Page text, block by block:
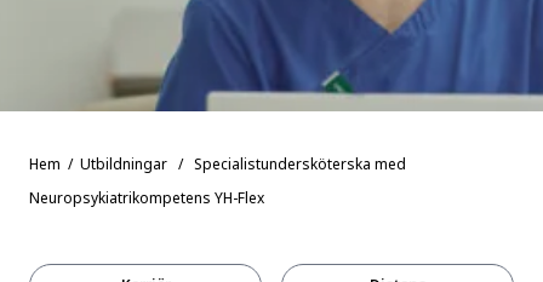
Hem / Utbildningar / Specialistundersköterska med
Neuropsykiatrikompetens YH-Flex